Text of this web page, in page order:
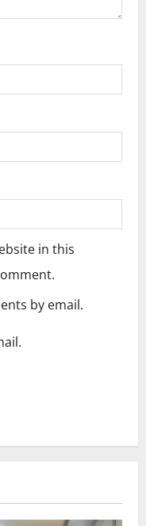
in this
by email.